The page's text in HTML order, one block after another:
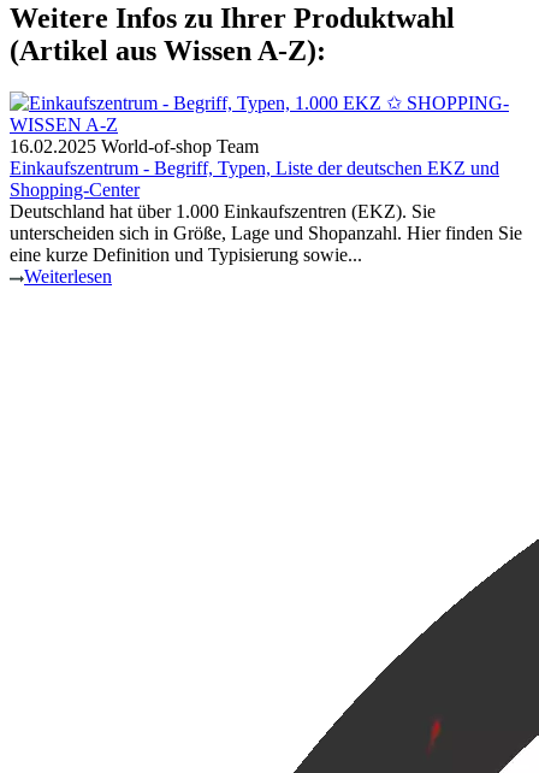
Weitere Infos zu Ihrer Produktwahl
(Artikel aus Wissen A-Z):
16.02.2025 World-of-shop Team
Einkaufszentrum - Begriff, Typen, Liste der deutschen EKZ und
Shopping-Center
Deutschland hat über 1.000 Einkaufszentren (EKZ). Sie
unterscheiden sich in Größe, Lage und Shopanzahl. Hier finden Sie
eine kurze Definition und Typisierung sowie...
Weiterlesen